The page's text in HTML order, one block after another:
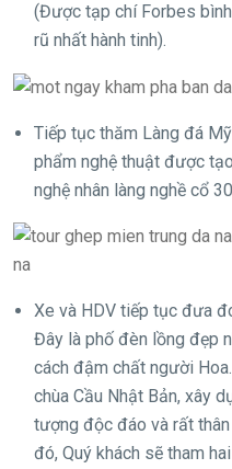
(Được tạp chí Forbes
rũ nhất hành tinh).
Tiếp tục thăm Làng đá
phẩm nghệ thuật được
nghệ nhân làng nghề cổ
Xe và HDV tiếp tục đưa
Đây là phố đèn lồng đẹp
cách đậm chất người
chùa Cầu Nhật Bản, xây
tượng độc đáo và rất
đó, Quý khách sẽ tham